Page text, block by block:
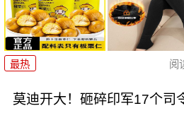
最热 阅
莫迪开大！砸碎印军17个司